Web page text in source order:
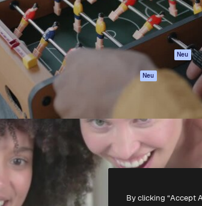
KI-
Stimmengenerator
Stock-Inhalte
MCP für
Claude/ChatGPT
Neu
Agenten Neu
Alle Magnific-Tools
2026 Freepik Company S.L.U. Alle Rechte vorbehalten
By clicking “Accept